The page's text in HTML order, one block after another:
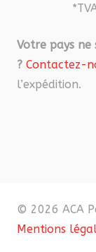
Votre pays
? Contactez-
l’expédition.
© 2026 ACA
Mentions